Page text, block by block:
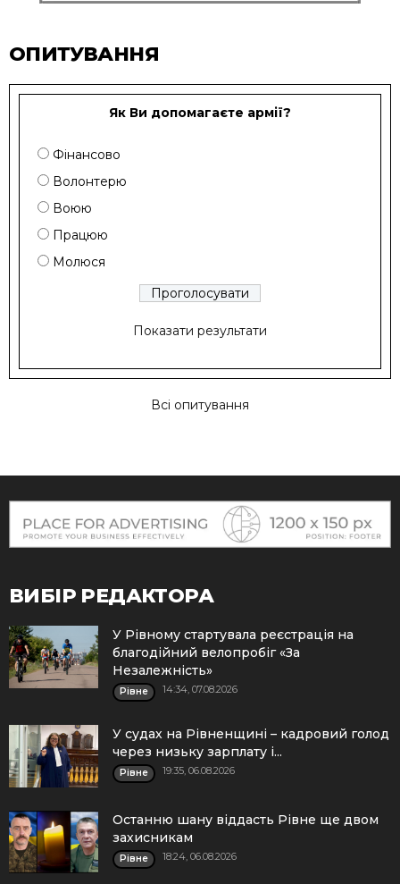
ОПИТУВАННЯ
Як Ви допомагаєте армії?
Фінансово
Волонтерю
Воюю
Працюю
Молюся
Показати результати
Всі опитування
ВИБІР РЕДАКТОРА
У Рівному стартувала реєстрація на
благодійний велопробіг «За
Незалежність»
Рівне 14:34, 07.08.2026
У судах на Рівненщині – кадровий голод
через низьку зарплату і...
Рівне 19:35, 06.08.2026
Останню шану віддасть Рівне ще двом
захисникам
Рівне 18:24, 06.08.2026